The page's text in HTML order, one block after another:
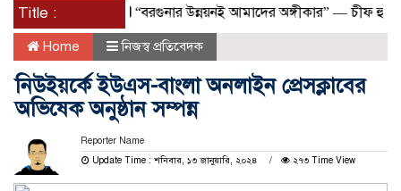
Title : “বরগুনার উন্নয়নই আমাদের অঙ্গীকার” — চীফ হুইপ
Home নিজস্ব প্রতিবেদক
নিউইয়র্কে ইউএস-বাংলা অনলাইন প্রেসক্লাবের
অভিষেক অনুষ্ঠান সম্পন্ন
Reporter Name
Update Time : শনিবার, ১৩ জানুয়ারি, ২০২৪
২৭৩ Time View